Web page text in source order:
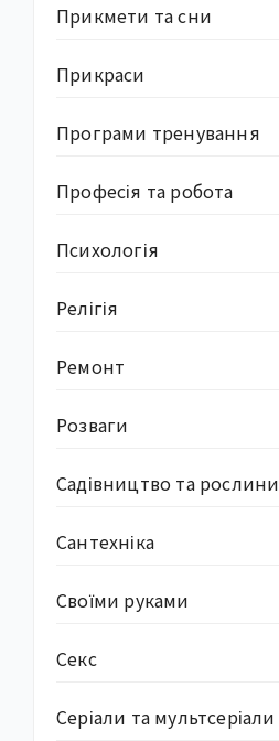
Прикмети та сни
Прикраси
Програми тренування
Професія та робота
Психологія
Релігія
Ремонт
Розваги
Садівництво та рослини
Сантехніка
Своїми руками
Секс
Серіали та мультсеріали